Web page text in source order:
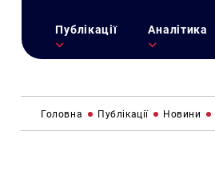
Публікації Аналітика
Головна Публікації Новини